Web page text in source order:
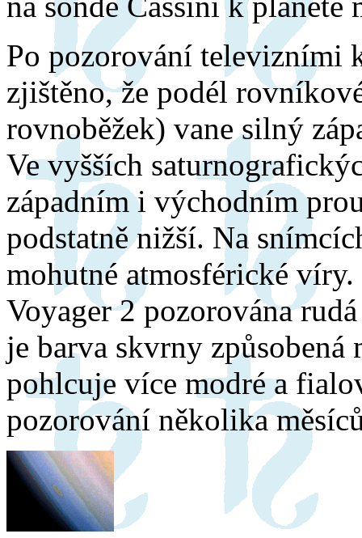
Po pozorování televizními
zjištěno, že podél
rovnoběžek) vane silný
Ve vyšších
západním i východním
podstatně nižší. Na
mohutné atmosférické
Voyager 2 pozorována
je barva skvrny
pohlcuje více modré a
pozorování několika